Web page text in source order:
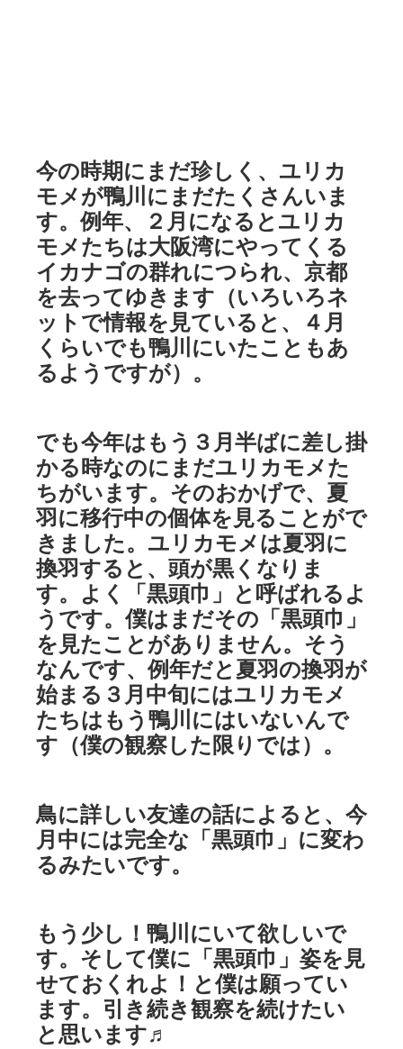
今の時期にまだ珍しく、ユリカ
モメが鴨川にまだたくさんいま
す。例年、２月になるとユリカ
モメたちは大阪湾にやってくる
イカナゴの群れにつられ、京都
を去ってゆきます（いろいろネ
ットで情報を見ていると、４月
くらいでも鴨川にいたこともあ
るようですが）。
でも今年はもう３月半ばに差し掛
かる時なのにまだユリカモメた
ちがいます。そのおかげで、夏
羽に移行中の個体を見ることがで
きました。ユリカモメは夏羽に
換羽すると、頭が黒くなりま
す。よく「黒頭巾」と呼ばれるよ
うです。僕はまだその「黒頭巾」
を見たことがありません。そう
なんです、例年だと夏羽の換羽が
始まる３月中旬にはユリカモメ
たちはもう鴨川にはいないんで
す（僕の観察した限りでは）。
鳥に詳しい友達の話によると、今
月中には完全な「黒頭巾」に変わ
るみたいです。
もう少し！鴨川にいて欲しいで
す。そして僕に「黒頭巾」姿を見
せておくれよ！と僕は願ってい
ます。引き続き観察を続けたい
と思います♬